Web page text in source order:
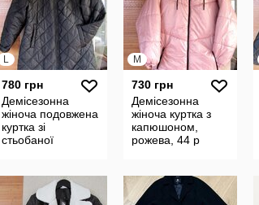
L
780 грн
Демісезонна
жіноча подовжена
куртка зі
стьобаної
M
730 грн
Демісезонна
жіноча куртка з
капюшоном,
рожева, 44 р